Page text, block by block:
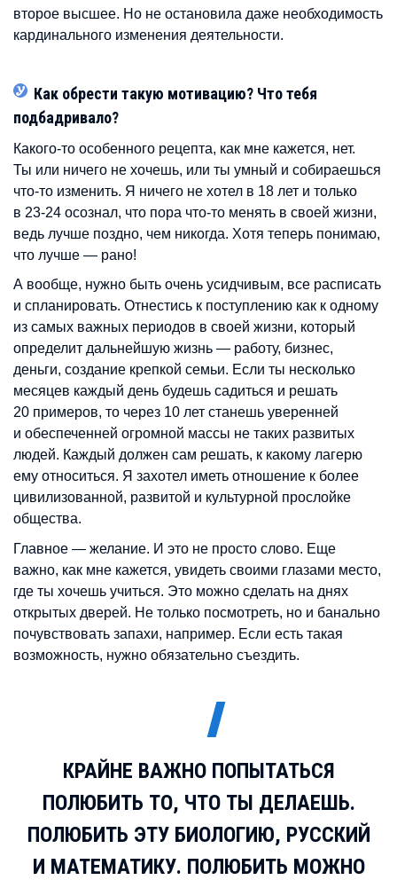
второе высшее. Но не остановила даже необходимость
кардинального изменения деятельности.
Как обрести такую мотивацию? Что тебя
подбадривало?
Какого-то особенного рецепта, как мне кажется, нет.
Ты или ничего не хочешь, или ты умный и собираешься
что-то изменить. Я ничего не хотел в 18 лет и только
в 23-24 осознал, что пора что-то менять в своей жизни,
ведь лучше поздно, чем никогда. Хотя теперь понимаю,
что лучше — рано!
А вообще, нужно быть очень усидчивым, все расписать
и спланировать. Отнестись к поступлению как к одному
из самых важных периодов в своей жизни, который
определит дальнейшую жизнь — работу, бизнес,
деньги, создание крепкой семьи. Если ты несколько
месяцев каждый день будешь садиться и решать
20 примеров, то через 10 лет станешь уверенней
и обеспеченней огромной массы не таких развитых
людей. Каждый должен сам решать, к какому лагерю
ему относиться. Я захотел иметь отношение к более
цивилизованной, развитой и культурной прослойке
общества.
Главное — желание. И это не просто слово. Еще
важно, как мне кажется, увидеть своими глазами место,
где ты хочешь учиться. Это можно сделать на днях
открытых дверей. Не только посмотреть, но и банально
почувствовать запахи, например. Если есть такая
возможность, нужно обязательно съездить.
КРАЙНЕ ВАЖНО ПОПЫТАТЬСЯ
ПОЛЮБИТЬ ТО, ЧТО ТЫ ДЕЛАЕШЬ.
ПОЛЮБИТЬ ЭТУ БИОЛОГИЮ, РУССКИЙ
И МАТЕМАТИКУ. ПОЛЮБИТЬ МОЖНО